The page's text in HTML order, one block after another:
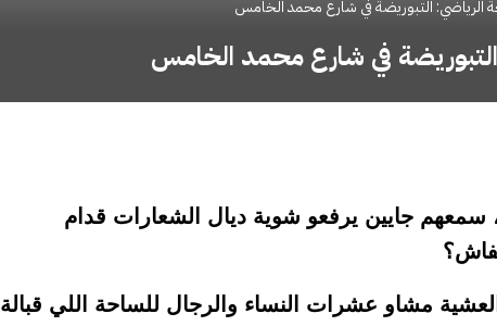
الرياضي: التبوريضة في شارع محمد الخامس
في شارع محمد الخامس
سمعهم جايين يرفعو شوية ديال الشعارات قدام
ديال العشية مشاو عشرات النساء والرجال للساحة اللي قبالة